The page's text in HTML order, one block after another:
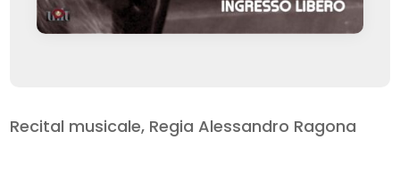
Recital musicale, Regia Alessandro Ragona